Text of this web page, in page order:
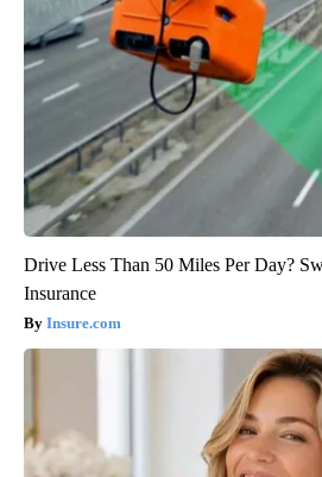
Drive Less Than 50 Miles Per Day?
Insurance
Insure.com